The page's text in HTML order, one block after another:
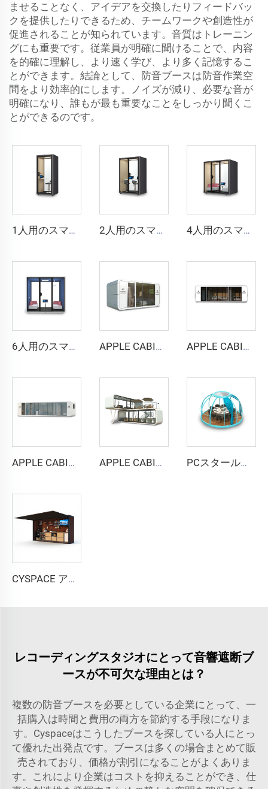
ませることなく、アイデアを交換したりフィードバッ
クを提供したりできるため、チームワークや創造性が
促進されることが知られています。音質はトレーニン
グにも重要です。従業員が明確に聞けることで、内容
を的確に理解し、より速く学び、より多く記憶するこ
とができます。結論として、防音ブースは防音作業空
間をより効率的にします。ノイズが減り、必要な音が
明確になり、誰もが最も重要なことをしっかり聞くこ
とができるのです。
1人用のスマートで防音性の高いブース - Cyspace Y PROシリーズ 2人用のスマートで防音性の高いブース - Cyspace Y PROシリーズ 4人用のスマートで防音ブース - Cyspace Y PROシリーズ
6人用のスマートで防音性の高いブース - Cyspace Y PROシリーズ APPLE CABIN CAPSULE HOUSE -Cyspace A6シリーズ APPLE CABIN CAPSULE HOUSE -Cyspace A9シリーズ
APPLE CABIN CAPSULE HOUSE -Cyspace A12シリーズ APPLE CABIN CAPSULE HOUSE -Cyspace二階建てシリーズ PCスタールームカプセルハウス
CYSPACE アウトドアキッチン
レコーディングスタジオにとって音響遮断ブ
ースが不可欠な理由とは？
複数の防音ブースを必要としている企業にとって、一
括購入は時間と費用の両方を節約する手段になりま
す。Cyspaceはこうしたブースを探している人にとっ
て優れた出発点です。ブースは多くの場合まとめて販
売されており、価格が割引になることがよくありま
す。これにより企業はコストを抑えることができ、仕